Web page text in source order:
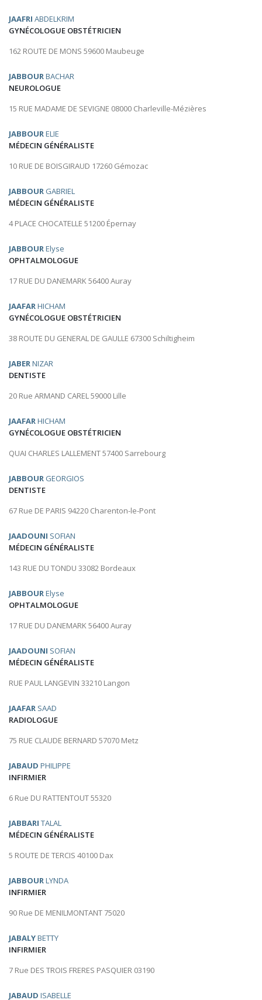
JAAFRI ABDELKRIM
GYNÉCOLOGUE OBSTÉTRICIEN
162 ROUTE DE MONS 59600 Maubeuge
JABBOURBACHAR
NEUROLOGUE
15 RUE MADAME DE SEVIGNE 08000 Charleville-Mézières
JABBOURELIE
MÉDECIN GÉNÉRALISTE
10 RUE DE BOISGIRAUD 17260 Gémozac
JABBOUR GABRIEL
MÉDECIN GÉNÉRALISTE
4 PLACE CHOCATELLE 51200 Épernay
JABBOURElyse
OPHTALMOLOGUE
17 RUE DU DANEMARK 56400 Auray
JAAFARHICHAM
GYNÉCOLOGUE OBSTÉTRICIEN
38 ROUTE DU GENERAL DE GAULLE 67300 Schiltigheim
JABERNIZAR
DENTISTE
20 Rue ARMAND CAREL 59000 Lille
JAAFARHICHAM
GYNÉCOLOGUE OBSTÉTRICIEN
QUAI CHARLES LALLEMENT 57400 Sarrebourg
JABBOUR GEORGIOS
DENTISTE
67 Rue DE PARIS 94220 Charenton-le-Pont
JAADOUNI SOFIAN
MÉDECIN GÉNÉRALISTE
143 RUE DU TONDU 33082 Bordeaux
JABBOURElyse
OPHTALMOLOGUE
17 RUE DU DANEMARK 56400 Auray
JAADOUNI SOFIAN
MÉDECIN GÉNÉRALISTE
RUE PAUL LANGEVIN 33210 Langon
JAAFAR SAAD
RADIOLOGUE
75 RUE CLAUDE BERNARD 57070 Metz
JABAUD PHILIPPE
INFIRMIER
6 Rue DU RATTENTOUT 55320
JABBARI TALAL
MÉDECIN GÉNÉRALISTE
5 ROUTE DE TERCIS 40100 Dax
JABBOURLYNDA
INFIRMIER
90 Rue DE MENILMONTANT 75020
JABALYBETTY
INFIRMIER
7 Rue DES TROIS FRERES PASQUIER 03190
JABAUD ISABELLE